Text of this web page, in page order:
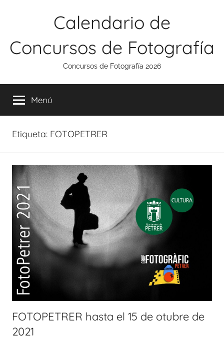
Calendario de
Concursos de Fotografía
Concursos de Fotografía 2026
Menú
Etiqueta: FOTOPETRER
FOTOPETRER hasta el 15 de otubre de
2021